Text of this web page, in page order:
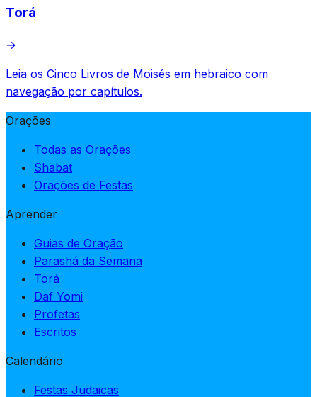
Torá
→
Leia os Cinco Livros de Moisés em hebraico com
navegação por capítulos.
Orações
Todas as Orações
Shabat
Orações de Festas
Aprender
Guias de Oração
Parashá da Semana
Torá
Daf Yomi
Profetas
Escritos
Calendário
Festas Judaicas